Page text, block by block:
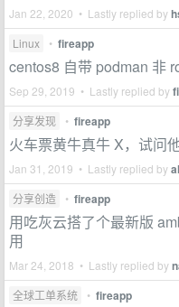
Jan 22, 2020 • Lastly replied by
Linux • fireapp
centos8 自带 podman 非
Sep 29, 2019 • Lastly replied by
分享发现 • fireapp
火车票黄牛真牛 X，试问
Jan 31, 2019 • Lastly replied by
分享创造 • fireapp
用吃灰云搭了个最新版
用
Mar 24, 2018 • Lastly replied by
全球工单系统 • fireapp